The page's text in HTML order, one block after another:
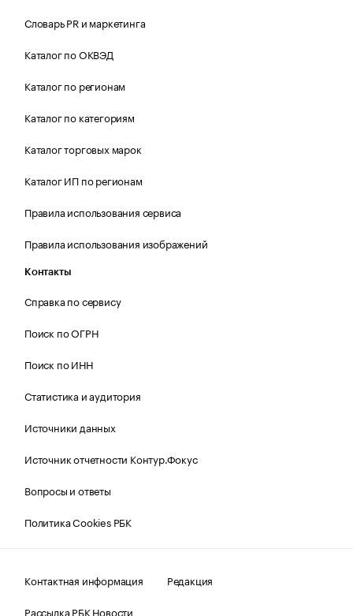
Словарь PR и маркетинга
Каталог по ОКВЭД
Каталог по регионам
Каталог по категориям
Каталог торговых марок
Каталог ИП по регионам
Правила использования сервиса
Правила использования изображений
Контакты
Справка по сервису
Поиск по ОГРН
Поиск по ИНН
Статистика и аудитория
Источники данных
Источник отчетности Контур.Фокус
Вопросы и ответы
Политика Cookies РБК
Контактная информация
Редакция
Рассылка РБК Новости